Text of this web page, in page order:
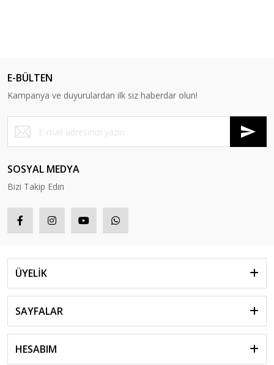
E-BÜLTEN
Kampanya ve duyurulardan ilk siz haberdar olun!
SOSYAL MEDYA
Bizi Takip Edin
ÜYELİK
SAYFALAR
HESABIM